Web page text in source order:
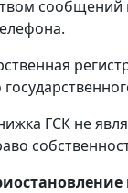
сообщений
ГСК не